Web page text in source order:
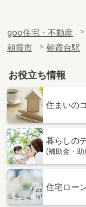
goo住宅・不動産
朝霞市
朝霞台駅
お役立ち情報
住まいの
暮らしの
(補助金・助
住宅ロー